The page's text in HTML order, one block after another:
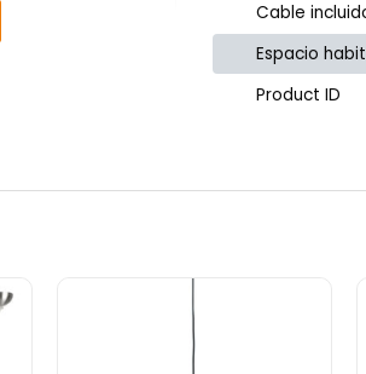
Cable
Espacio
Product ID